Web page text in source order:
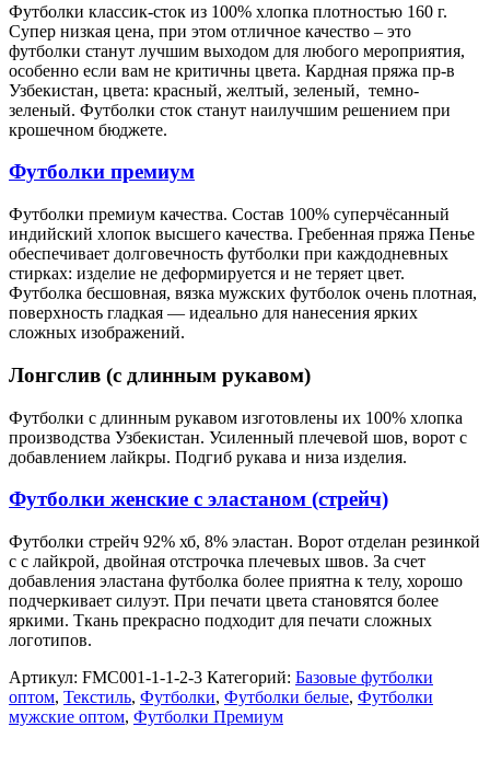
Футболки классик-сток из 100% хлопка плотностью 160 г.
Супер низкая цена, при этом отличное качество – это
футболки станут лучшим выходом для любого мероприятия,
особенно если вам не критичны цвета. Кардная пряжа пр-в
Узбекистан, цвета: красный, желтый, зеленый, темно-
зеленый. Футболки сток станут наилучшим решением при
крошечном бюджете.
Футболки премиум
Футболки премиум качества. Состав 100% суперчёсанный
индийский хлопок высшего качества. Гребенная пряжа Пенье
обеспечивает долговечность футболки при каждодневных
стирках: изделие не деформируется и не теряет цвет.
Футболка бесшовная, вязка мужских футболок очень плотная,
поверхность гладкая — идеально для нанесения ярких
сложных изображений.
Лонгслив (с длинным рукавом)
Футболки с длинным рукавом изготовлены их 100% хлопка
производства Узбекистан. Усиленный плечевой шов, ворот с
добавлением лайкры. Подгиб рукава и низа изделия.
Футболки женские с эластаном (стрейч)
Футболки стрейч 92% хб, 8% эластан. Ворот отделан резинкой
с с лайкрой, двойная отстрочка плечевых швов. За счет
добавления эластана футболка более приятна к телу, хорошо
подчеркивает силуэт. При печати цвета становятся более
яркими. Ткань прекрасно подходит для печати сложных
логотипов.
Артикул: FMC001-1-1-2-3 Категорий: Базовые футболки
оптом, Текстиль, Футболки, Футболки белые, Футболки
мужские оптом, Футболки Премиум